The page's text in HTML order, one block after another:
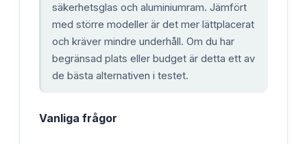
säkerhetsglas och aluminiumram. Jämfört
med större modeller är det mer lättplacerat
och kräver mindre underhåll. Om du har
begränsad plats eller budget är detta ett av
de bästa alternativen i testet.
Vanliga frågor